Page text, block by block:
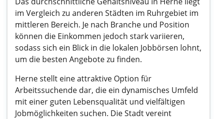
im Vergleich zu anderen Städten im Ruhrgebiet im
mittleren Bereich. Je nach Branche und Position
können die Einkommen jedoch stark variieren,
sodass sich ein Blick in die lokalen Jobbörsen lohnt,
um die besten Angebote zu finden.
Herne stellt eine attraktive Option für
Arbeitssuchende dar, die ein dynamisches Umfeld
mit einer guten Lebensqualität und vielfältigen
Jobmöglichkeiten suchen. Die Stadt vereint